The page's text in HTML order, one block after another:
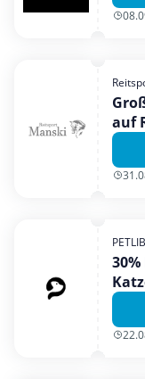
Shopping
Urlaub & Reise
auf